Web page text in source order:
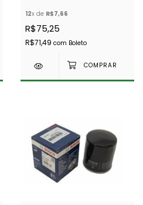
3.9L - MWM - ERR3340
12x de R$7,66
R$75,25
R$71,49 com Boleto